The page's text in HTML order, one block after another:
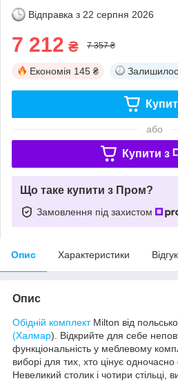
Відправка з 22 серпня 2026
7 212 ₴ 7 357 ₴
Економія 145 ₴
або
Купити з
Що таке купити з Пром?
Замовлення під захистом
Опис Характеристики
Опис
Обідній комплектMilton від
(Халмар). Відкрийте для себе
функціональність у меблевому
виборі для тих, хто цінує одночасно
Невеликий столик і чотири стільці,